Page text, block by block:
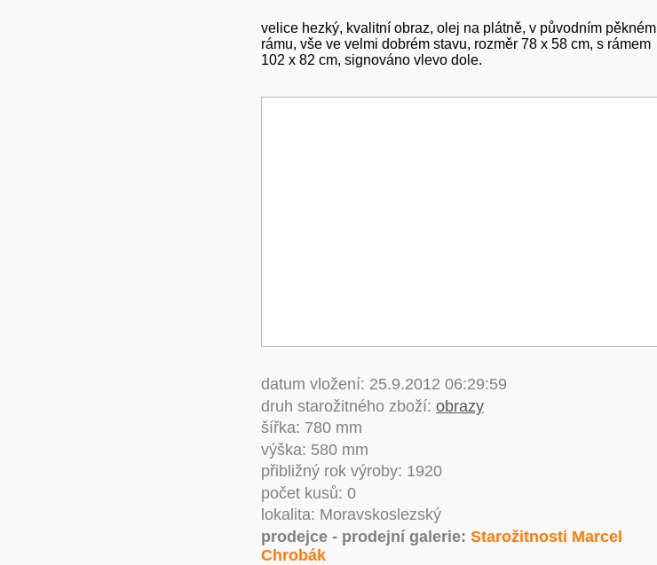
velice hezký, kvalitní obraz, olej na plátně, v původním pěkném
rámu, vše ve velmi dobrém stavu, rozměr 78 x 58 cm, s rámem
102 x 82 cm, signováno vlevo dole.
datum vložení: 25.9.2012 06:29:59
druh starožitného zboží: obrazy
šířka: 780 mm
výška: 580 mm
přibližný rok výroby: 1920
počet kusů: 0
lokalita: Moravskoslezský
prodejce - prodejní galerie: Starožitnosti Marcel
Chrobák